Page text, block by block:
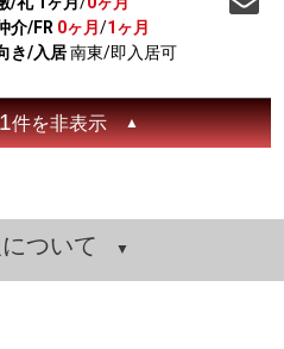
介/FR 0ヶ月 /1ヶ月
き/入居南東/即入居可
件を非表示
ついて